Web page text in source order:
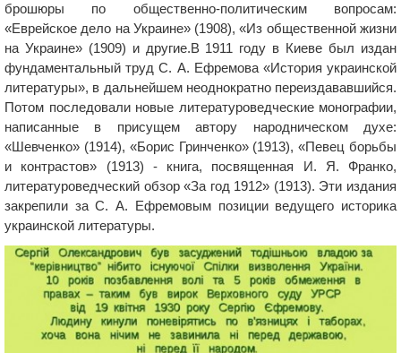
брошюры по общественно-политическим вопросам:
«Еврейское дело на Украине» (1908), «Из общественной жизни
на Украине» (1909) и другие.В 1911 году в Киеве был издан
фундаментальный труд С. А. Ефремова «История украинской
литературы», в дальнейшем неоднократно переиздававшийся.
Потом последовали новые литературоведческие монографии,
написанные в присущем автору народническом духе:
«Шевченко» (1914), «Борис Гринченко» (1913), «Певец борьбы
и контрастов» (1913) - книга, посвященная И. Я. Франко,
литературоведческий обзор «За год 1912» (1913). Эти издания
закрепили за С. А. Ефремовым позиции ведущего историка
украинской литературы.